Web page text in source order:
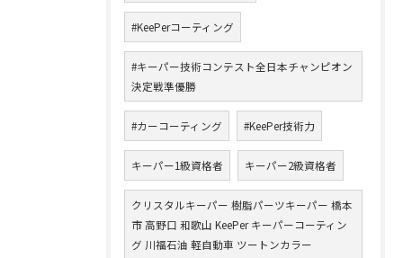
#KeePerコーティング
#キーパー技術コンテスト全日本チャンピオン
決定戦準優勝
#カーコーティング #KeePer技術力
キーパー1級資格者 キーパー2級資格者
クリスタルキーパー 樹脂パーツキーパー 橋本
市 高野口 和歌山 KeePer キーパーコーティン
グ 川福石油 軽自動車 ツートンカラー